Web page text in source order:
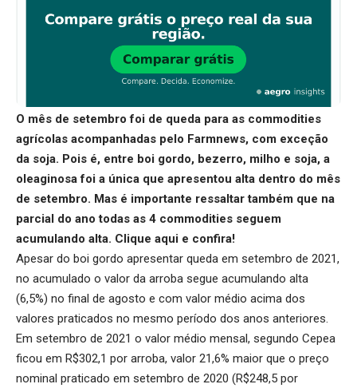
O mês de setembro foi de queda para as commodities
agrícolas acompanhadas pelo Farmnews, com exceção
da soja. Pois é, entre boi gordo, bezerro, milho e soja, a
oleaginosa foi a única que apresentou alta dentro do mês
de setembro. Mas é importante ressaltar também que na
parcial do ano todas as 4 commodities seguem
acumulando alta. Clique aqui e confira!
Apesar do boi gordo apresentar queda em setembro de 2021,
no acumulado o valor da arroba segue acumulando alta
(6,5%) no final de agosto e com valor médio acima dos
valores praticados no mesmo período dos anos anteriores.
Em setembro de 2021 o valor médio mensal, segundo Cepea
ficou em R$302,1 por arroba, valor 21,6% maior que o preço
nominal praticado em setembro de 2020 (R$248,5 por